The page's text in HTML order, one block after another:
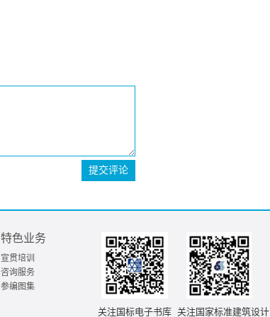
提交评论
特色业务
宣贯培训
咨询服务
参编图集
关注国标电子书库 关注国家标准建筑设计